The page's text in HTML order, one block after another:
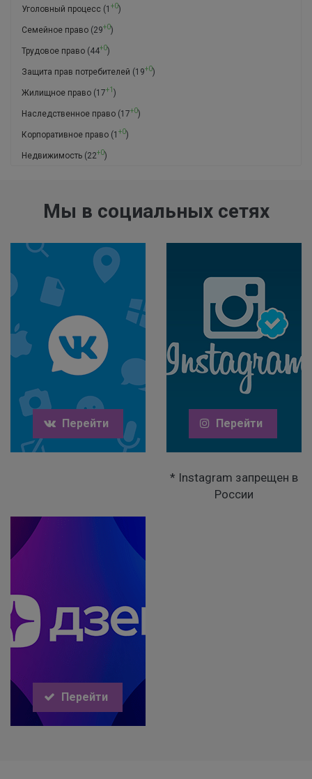
Уголовный процесс (1 +0)
Семейное право (29+0)
Трудовое право (44+0)
Защита прав потребителей (19+0)
Жилищное право (17+1 )
Наследственное право (17+0)
Корпоративное право (1 +0)
Недвижимость (22+0)
Мы в социальных сетях
Перейти Перейти
* Instagram запрещен в
России
Перейти